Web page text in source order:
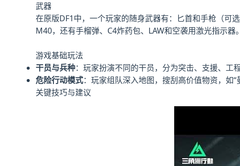
武器
在原版DF1中，一个玩家的随身武器有：匕首和手枪（
M40，还有手榴弹、C4炸药包、LAW和空袭用激光指示器。
游戏基础玩法
干员与兵种：玩家扮演不同的干员，分为突击、支援、
危险行动模式：玩家组队深入地图，搜刮高价值物资，如
关键技巧与建议